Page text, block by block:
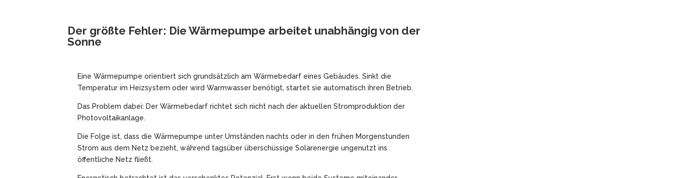
Der größte Fehler: Die Wärmepumpe arbeitet unabhängig von der
Sonne
Eine Wärmepumpe orientiert sich grundsätzlich am Wärmebedarf eines Gebäudes. Sinkt die
Temperatur im Heizsystem oder wird Warmwasser benötigt, startet sie automatisch ihren Betrieb.
Das Problem dabei: Der Wärmebedarf richtet sich nicht nach der aktuellen Stromproduktion der
Photovoltaikanlage.
Die Folge ist, dass die Wärmepumpe unter Umständen nachts oder in den frühen Morgenstunden
Strom aus dem Netz bezieht, während tagsüber überschüssige Solarenergie ungenutzt ins
öffentliche Netz fließt.